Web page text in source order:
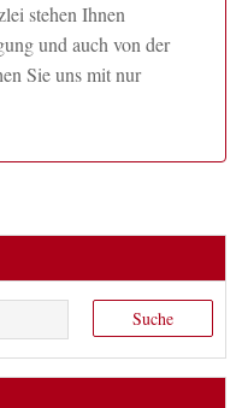
stehen Ihnen
und auch von der
Sie uns mit nur